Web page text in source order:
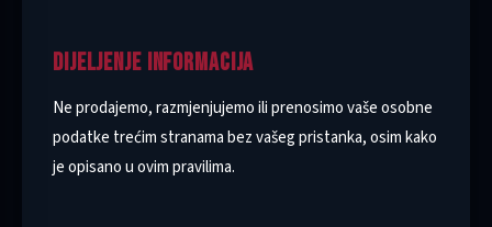
DIJELJENJE INFORMACIJA
Ne prodajemo, razmjenjujemo ili prenosimo vaše osobne
podatke trećim stranama bez vašeg pristanka, osim kako
je opisano u ovim pravilima.